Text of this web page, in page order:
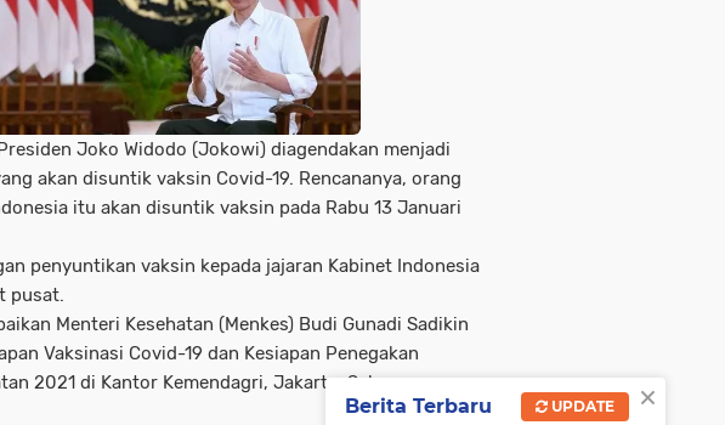
Joko Widodo (Jokowi) diagendakan menjadi
akan disuntik vaksin Covid-19. Rencananya, orang
itu akan disuntik vaksin pada Rabu 13 Januari
penyuntikan vaksin kepada jajaran Kabinet Indonesia
pusat.
Menteri Kesehatan (Menkes) Budi Gunadi Sadikin
Vaksinasi Covid-19 dan Kesiapan Penegakan
2021 di Kantor Kemendagri, Jakarta, Selasa
×
Berita Terbaru UPDATE